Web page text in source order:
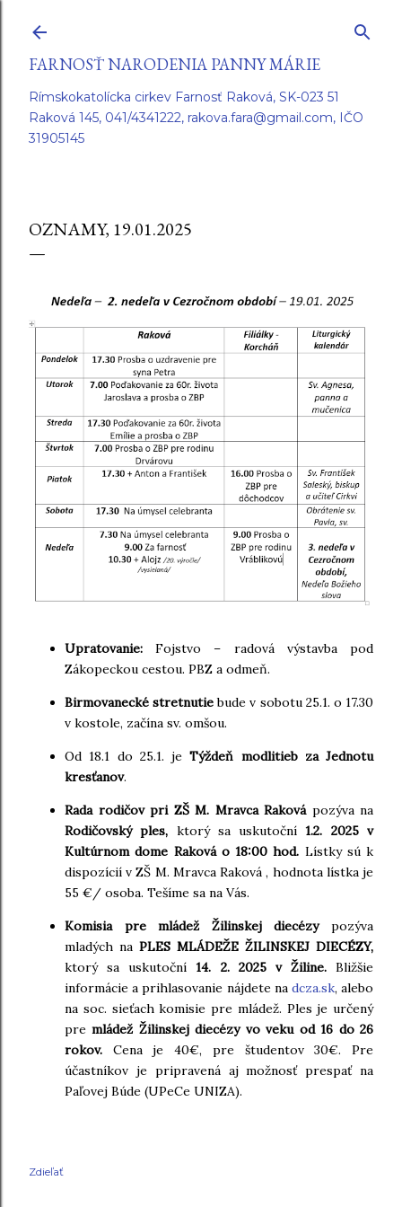
FARNOSŤ NARODENIA PANNY MÁRIE
Rímskokatolícka cirkev Farnosť Raková, SK-023 51
Raková 145, 041/4341222, rakova.fara@gmail.com, IČO
31905145
OZNAMY, 19.01.2025
Upratovanie: Fojstvo – radová výstavba pod
Zákopeckou cestou. PBZ a odmeň.
Birmovanecké stretnutiebude v sobotu 25.1. o 17.30
v kostole, začína sv. omšou.
Od 18.1 do 25.1. jeTýždeň modlitieb za Jednotu
kresťanov.
Rada rodičov pri ZŠ M. Mravca Raková pozýva na
Rodičovský ples, ktorý sa uskutoční1.2. 2025 v
Kultúrnom dome Raková o 18:00 hod. Lístky sú k
dispozícií v ZŠ M. Mravca Raková , hodnota lístka je
55 €/ osoba. Tešíme sa na Vás.
Komisia pre mládež Žilinskej diecézypozýva
mladých na PLES MLÁDEŽE ŽILINSKEJ DIECÉZY,
ktorý sa uskutoční 14. 2. 2025 v Žiline.Bližšie
informácie a prihlasovanie nájdete na dcza.sk, alebo
na soc. sieťach komisie pre mládež. Ples je určený
premládež Žilinskej diecézy vo veku od 16 do 26
rokov. Cena je 40€, pre študentov 30€. Pre
účastníkov je pripravená aj možnosť prespať na
Paľovej Búde (UPeCe UNIZA).
Zdieľať